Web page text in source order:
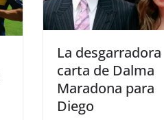
La desgarradora
carta de Dalma
Maradona para
Diego